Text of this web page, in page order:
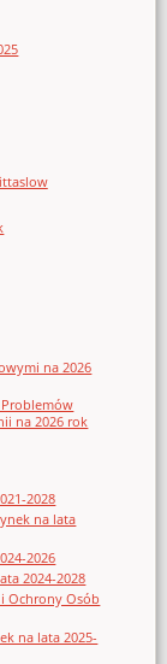
na 2026
na 2026 rok
2028
na lata
2026
2024-2028
Ochrony Osób
na lata 2025-